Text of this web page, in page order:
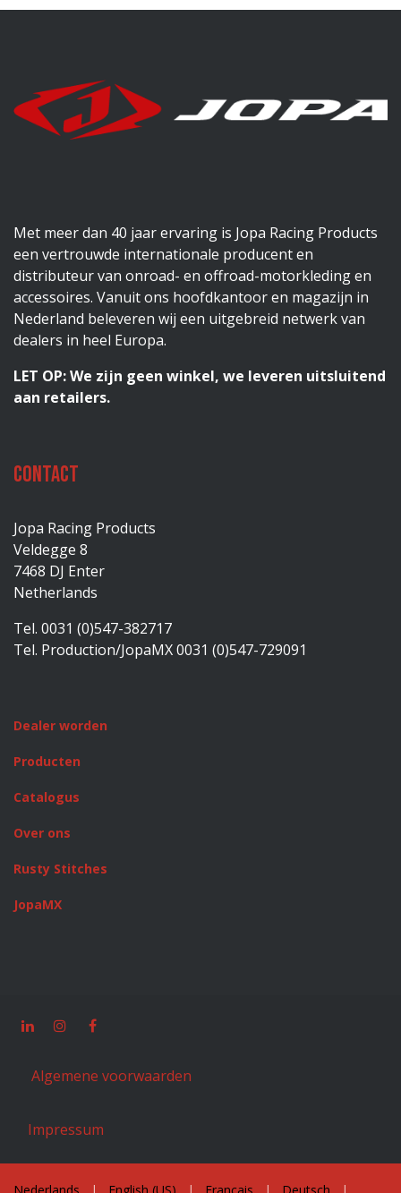
Met meer dan 40 jaar ervaring is Jopa Racing Products
een vertrouwde internationale producent en
distributeur van onroad- en offroad-motorkleding en
accessoires. Vanuit ons hoofdkantoor en magazijn in
Nederland beleveren wij een uitgebreid netwerk van
dealers in heel Europa.
LET OP: We zijn geen winkel, we leveren uitsluitend
aan retailers.
Contact
Jopa Racing Products
Veldegge 8
7468 DJ Enter
Netherlands
Tel. 0031 (0)547-382717
Tel. Production/JopaMX 0031 (0)547-729091
Dealer worden
Producten
Catalogus
Over ons
Rusty Stitches
JopaMX
Algemene voorwaarden
Impressum